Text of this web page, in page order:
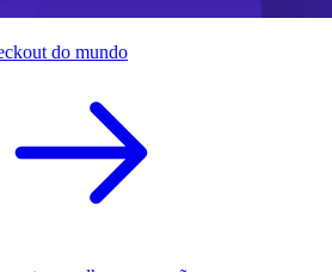
do mundo